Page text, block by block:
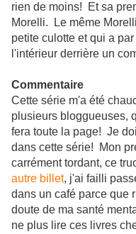
rien de moins! Et sa
Morelli. Le même
petite culotte et qui a
l'intérieur derrière un
Commentaire
Cette série m'a été
plusieurs bloggueuses,
fera toute la page! Je
dans cette série! Mon
carrément tordant, ce
autre billet, j'ai failli
dans un café parce que
doute de ma santé
ne plus lire ces livres